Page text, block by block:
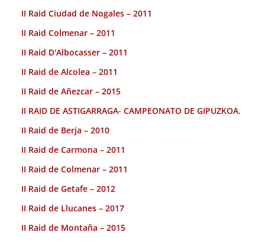
II Raid Ciudad de Nogales – 2011
II Raid Colmenar – 2011
II Raid D'Albocasser – 2011
II Raid de Alcolea – 2011
II Raid de Añezcar – 2015
II RAID DE ASTIGARRAGA- CAMPEONATO DE GIPUZKOA.
II Raid de Berja – 2010
II Raid de Carmona – 2011
II Raid de Colmenar – 2011
II Raid de Getafe – 2012
II Raid de Llucanes – 2017
II Raid de Montaña – 2015